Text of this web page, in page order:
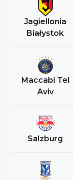
Jagiellonia
Białystok
Maccabi Tel
Aviv
Salzburg